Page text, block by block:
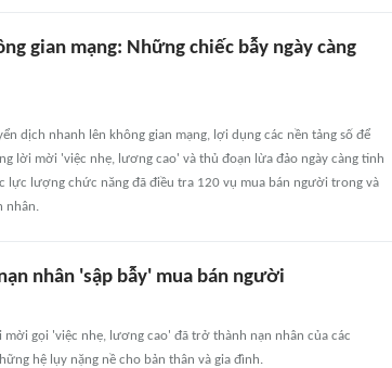
gian mạng: Những chiếc bẫy ngày càng
dịch nhanh lên không gian mạng, lợi dụng các nền tảng số để
lời mời 'việc nhẹ, lương cao' và thủ đoạn lừa đảo ngày càng tinh
lực lượng chức năng đã điều tra 120 vụ mua bán người trong và
nhân.
nhân 'sập bẫy' mua bán người
gọi 'việc nhẹ, lương cao' đã trở thành nạn nhân của các
hệ lụy nặng nề cho bản thân và gia đình.